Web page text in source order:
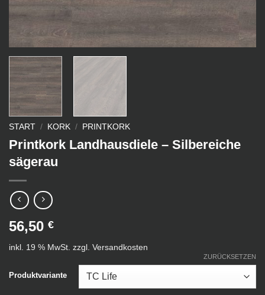
START / KORK / PRINTKORK
Printkork Landhausdiele – Silbereiche
sägerau
56,50 €
inkl. 19 % MwSt. zzgl. Versandkosten
Produktvariante
ZURÜCKSETZEN